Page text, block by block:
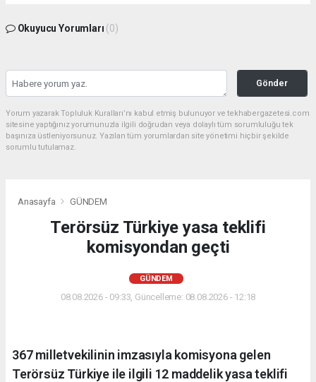
Okuyucu Yorumları (0)
Gönder
Yorum yazarak Topluluk Kuralları’nı kabul etmiş bulunuyor ve tekhabergazetesi.com
sitesine yaptığınız yorumunuzla ilgili doğrudan veya dolaylı tüm sorumluluğu tek
başınıza üstleniyorsunuz. Yazılan tüm yorumlardan site yönetimi hiçbir şekilde
sorumlu tutulamaz.
Anasayfa GÜNDEM
Terörsüz Türkiye yasa teklifi
komisyondan geçti
GÜNDEM
08.08.2026 - 09:33, Güncelleme: 08.08.2026 - 12:18
367 milletvekilinin imzasıyla komisyona gelen
Terörsüz Türkiye ile ilgili 12 maddelik yasa teklifi